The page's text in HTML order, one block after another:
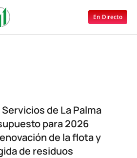
En Directo
de La Palma
para 2026
de la flota y
de residuos